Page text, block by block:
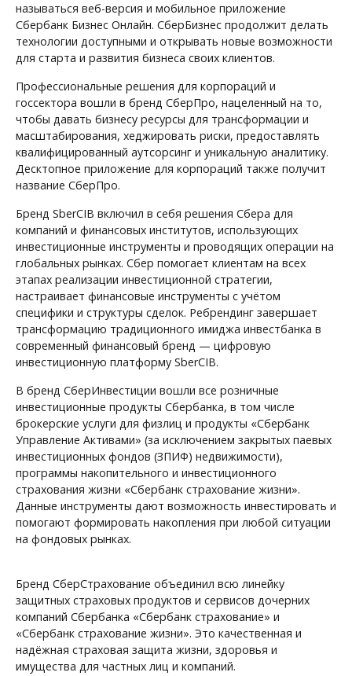
называться веб-версия и мобильное приложение
Сбербанк Бизнес Онлайн. СберБизнес продолжит делать
технологии доступными и открывать новые возможности
для старта и развития бизнеса своих клиентов.
Профессиональные решения для корпораций и
госсектора вошли в бренд СберПро, нацеленный на то,
чтобы давать бизнесу ресурсы для трансформации и
масштабирования, хеджировать риски, предоставлять
квалифицированный аутсорсинг и уникальную аналитику.
Десктопное приложение для корпораций также получит
название СберПро.
Бренд SberCIB включил в себя решения Сбера для
компаний и финансовых институтов, использующих
инвестиционные инструменты и проводящих операции на
глобальных рынках. Сбер помогает клиентам на всех
этапах реализации инвестиционной стратегии,
настраивает финансовые инструменты с учётом
специфики и структуры сделок. Ребрендинг завершает
трансформацию традиционного имиджа инвестбанка в
современный финансовый бренд — цифровую
инвестиционную платформу SberCIB.
В бренд СберИнвестиции вошли все розничные
инвестиционные продукты Сбербанка, в том числе
брокерские услуги для физлиц и продукты «Сбербанк
Управление Активами» (за исключением закрытых паевых
инвестиционных фондов (ЗПИФ) недвижимости),
программы накопительного и инвестиционного
страхования жизни «Сбербанк страхование жизни».
Данные инструменты дают возможность инвестировать и
помогают формировать накопления при любой ситуации
на фондовых рынках.
Бренд СберСтрахование объединил всю линейку
защитных страховых продуктов и сервисов дочерних
компаний Сбербанка «Сбербанк страхование» и
«Сбербанк страхование жизни». Это качественная и
надёжная страховая защита жизни, здоровья и
имущества для частных лиц и компаний.